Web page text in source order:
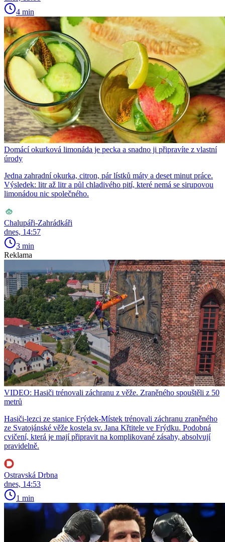
4 min
Domácí okurková limonáda je pecka a snadno ji připravíte z vlastní
úrody
Jedna zahradní okurka, citron, pár lístků máty a deset minut práce.
Výsledek: litr až litr a půl chladivého pití, které nemá se sirupovou
limonádou nic společného.
Chalupáři-Zahrádkáři
dnes, 14:57
3 min
Reklama
VIDEO: Hasiči trénovali záchranu z věže. Zraněného spouštěli z 50
metrů
Hasiči-lezci ze stanice Frýdek-Místek trénovali záchranu zraněného
ze Svatojánské věže kostela sv. Jana Křtitele ve Frýdku. Podobná
cvičení, která je mají připravit na komplikované zásahy, absolvují
pravidelně.
Ostravská Drbna
dnes, 14:53
1 min